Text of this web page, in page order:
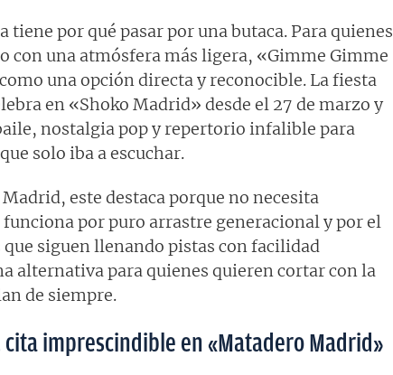
tiene por qué pasar por una butaca. Para quienes
con una atmósfera más ligera, «Gimme Gimme
una opción directa y reconocible. La fiesta
en «Shoko Madrid» desde el 27 de marzo y
nostalgia pop y repertorio infalible para
solo iba a escuchar.
este destaca porque no necesita
por puro arrastre generacional y por el
siguen llenando pistas con facilidad
alternativa para quienes quieren cortar con la
de siempre.
cita imprescindible en «Matadero Madrid»